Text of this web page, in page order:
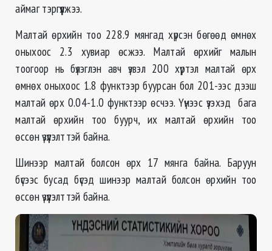
аймаг тэргүүлжээ.
Малтай өрхийн тоо 228.9 мянгад хүрсэн бөгөөд өмнөх
оныхоос 2.3 хувиар өсжээ. Малтай өрхийг малын
тоогоор нь бүлэглэн авч үзвэл 200 хүртэл малтай өрх
өмнөх оныхоос 1.8 функтээр буурсан бол 201-ээс дээш
малтай өрх 0.04-1.0 функтээр өсчээ. Үүнээс үзэхэд бага
малтай өрхийн тоо буурч, их малтай өрхийн тоо
өссөн үзүүлэлттэй байна.
Шинээр малтай болсон өрх 17 мянга байна. Баруун
бүсээс бусад бүсэд шинээр малтай болсон өрхийн тоо
өссөн үзүүлэлттэй байна.